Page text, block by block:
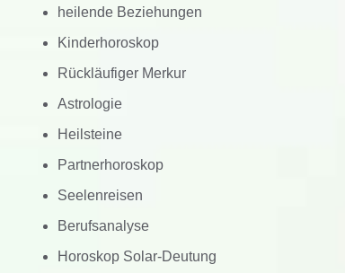
heilende Beziehungen
Kinderhoroskop
Rückläufiger Merkur
Astrologie
Heilsteine
Partnerhoroskop
Seelenreisen
Berufsanalyse
Horoskop Solar-Deutung